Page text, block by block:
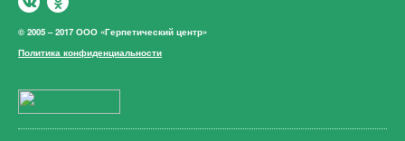
© 2005 – 2017 ООО «Герпетический центр»
Политика конфиденциальности